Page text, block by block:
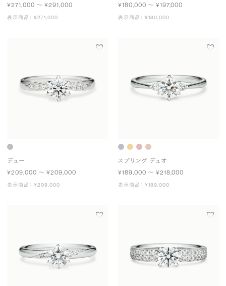
¥271,000 〜 ¥291,000
表示商品： ¥271,000
¥180,000 〜 ¥197,000
表示商品： ¥180,000
デュー
¥209,000 〜 ¥209,000
表示商品： ¥209,000
スプリング デュオ
¥189,000 〜 ¥218,000
表示商品： ¥189,000